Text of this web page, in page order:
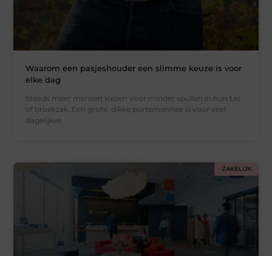
Waarom een pasjeshouder een slimme keuze is voor
elke dag
Steeds meer mensen kiezen voor minder spullen in hun tas
of broekzak. Een grote, dikke portemonnee is voor veel
dagelijkse
ZAKELIJK